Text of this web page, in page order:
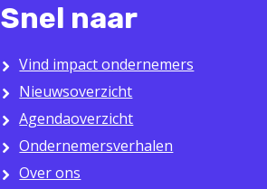
Snel naar
Vind impact ondernemers
Nieuwsoverzicht
Agendaoverzicht
Ondernemersverhalen
Over ons